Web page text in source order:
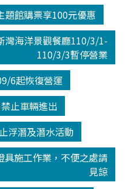
題館購票享100元優惠
灣海洋景觀餐廳110/3/1-
110/3/3暫停營業
6起恢復營運
止車輛進出
浮潛及潛水活動
施工作業，不便之處請
見諒